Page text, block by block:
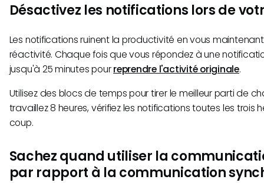
Désactivez les notifications lors de
Les notifications ruinent la productivité en vous
réactivité. Chaque fois que vous répondez à une
jusqu'à 25 minutes pourreprendre l'activité originale.
Utilisez des blocs de temps pour tirer le meilleur parti de
travaillez 8 heures, vérifiez les notifications toutes les trois
coup.
Sachez quand utiliser la
par rapport à la communication